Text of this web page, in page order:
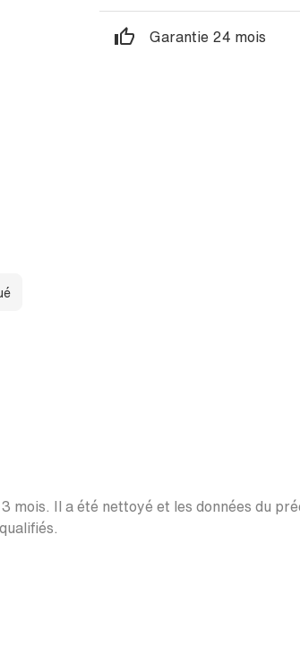
Garantie 24 mois
Il a été nettoyé et les données du